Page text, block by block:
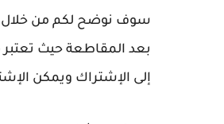
بعد المقاطعة حيث
إلى الإشتراك ويمكن الإشتراك بها كل 3